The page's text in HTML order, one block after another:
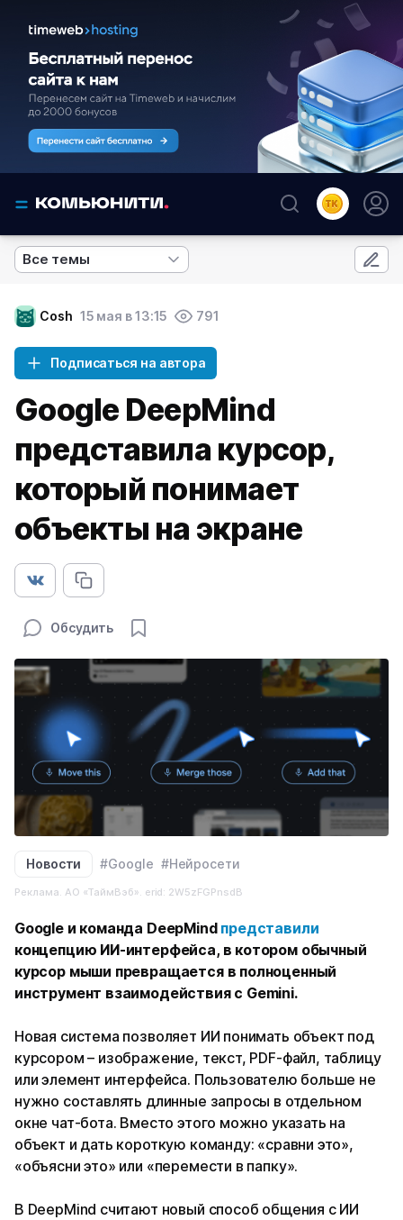
Все темы
Cosh 15 мая в 13:15 791
Подписаться на автора
Google DeepMind
представила курсор,
который понимает
объекты на экране
Обсудить
Новости #Google #Нейросети
Реклама. АО «ТаймВэб». erid: 2W5zFGPnsdB
Google и команда DeepMind представили
концепцию ИИ-интерфейса, в котором обычный
курсор мыши превращается в полноценный
инструмент взаимодействия с Gemini.
Новая система позволяет ИИ понимать объект под
курсором – изображение, текст, PDF-файл, таблицу
или элемент интерфейса. Пользователю больше не
нужно составлять длинные запросы в отдельном
окне чат-бота. Вместо этого можно указать на
объект и дать короткую команду: «сравни это»,
«объясни это» или «перемести в папку».
В DeepMind считают новый способ общения с ИИ